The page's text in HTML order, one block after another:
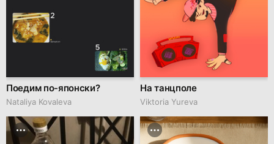
Поедим по-японски?
Nataliya Kovaleva
На танцполе
Viktoria Yureva